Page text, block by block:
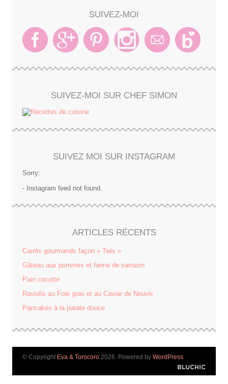
SUIVEZ-MOI
SUIVEZ-MOI SUR CHEF SIMON
SUIVEZ MOI SUR INSTAGRAM
Sorry:
- Instagram feed not found.
ARTICLES RÉCENTS
Carrés gourmands façon « Twix »
Gâteau aux pommes et farine de sarrasin
Pain cocotte
Raviolis au Foie gras et au Caviar de Neuvic
Pancakes à la patate douce
© Copyright Eva & Torocoro 2026. Powered by WordPress